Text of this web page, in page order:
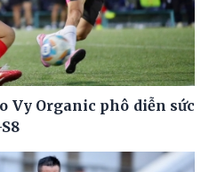
Vy Organic phô diễn sức